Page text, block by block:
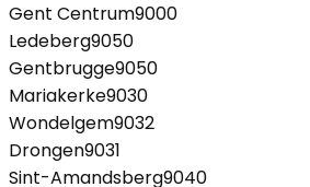
Gent Centrum9000
Ledeberg9050
Gentbrugge9050
Mariakerke9030
Wondelgem9032
Drongen9031
Sint-Amandsberg9040